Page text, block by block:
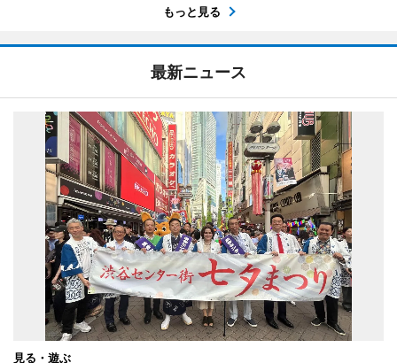
もっと見る
最新ニュース
見る・遊ぶ